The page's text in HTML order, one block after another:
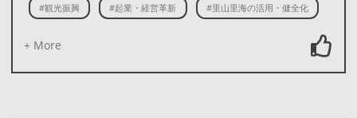
#観光振興 #起業・経営革新 #里山里海の活用・健全化
+ More